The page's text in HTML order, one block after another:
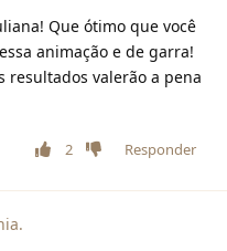
Que ótimo que você
animação e de garra!
resultados valerão a pena
2 Responder
.